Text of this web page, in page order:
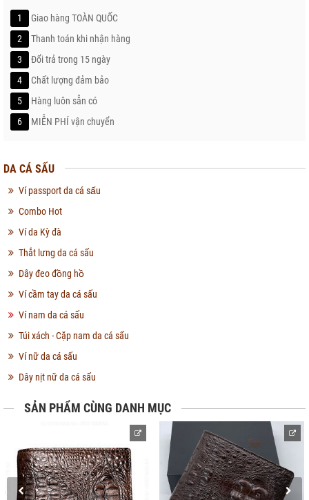
1
Giao hàng TOÀN QUỐC
2
Thanh toán khi nhận hàng
3
Đổi trả trong 15 ngày
4
Chất lượng đảm bảo
5
Hàng luôn sẵn có
6
MIỄN PHÍ vận chuyển
DA CÁ SẤU
Ví passport da cá sấu
Combo Hot
Ví da Kỳ đà
Thắt lưng da cá sấu
Dây đeo đồng hồ
Ví cầm tay da cá sấu
Ví nam da cá sấu
Túi xách - Cặp nam da cá sấu
Ví nữ da cá sấu
Dây nịt nữ da cá sấu
SẢN PHẨM CÙNG DANH MỤC